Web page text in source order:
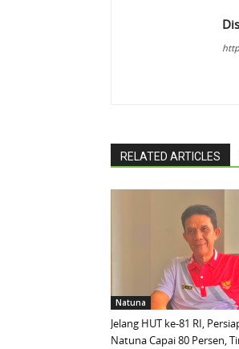
RELATED ARTICLES
Natuna
Jelang HUT ke-81 RI,
Natuna Capai 80 Persen,